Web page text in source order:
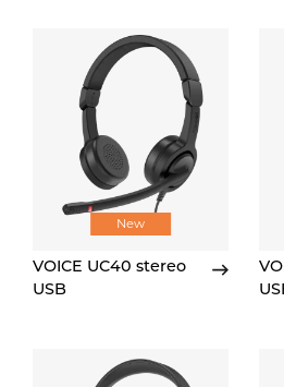
New
VOICE UC40 stereo
USB